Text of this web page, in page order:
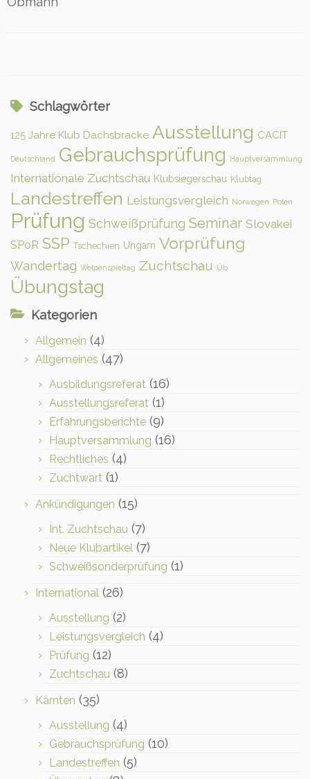
Schlagwörter
125 Jahre Klub Dachsbracke Ausstellung CACIT
Deutschland Gebrauchsprüfung Hauptversammlung
Internationale Zuchtschau Klubsiegerschau Klubtag
Landestreffen Leistungsvergleich Norwegen Polen
Prüfung Schweißprüfung Seminar Slovakei
SPoR SSP Tschechien Ungarn Vorprüfung
Wandertag Welpenspieltag Zuchtschau Üb
Übungstag
Kategorien
Allgemein (4)
Allgemeines (47)
Ausbildungsreferat (16)
Ausstellungsreferat (1)
Erfahrungsberichte (9)
Hauptversammlung (16)
Rechtliches (4)
Zuchtwart (1)
Ankündigungen (15)
Int. Zuchtschau (7)
Neue Klubartikel (7)
Schweißsonderprüfung (1)
International (26)
Ausstellung (2)
Leistungsvergleich (4)
Prüfung (12)
Zuchtschau (8)
Kärnten (35)
Ausstellung (4)
Gebrauchsprüfung (10)
Landestreffen (5)